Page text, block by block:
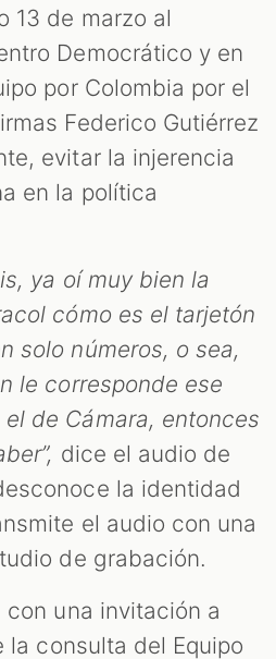
13 de marzo al
Democrático y en
por Colombia por el
Federico Gutiérrez
evitar la injerencia
en la política
ya oí muy bien la
cómo es el tarjetón
solo números, o sea,
le corresponde ese
de Cámara, entonces
dice el audio de
la identidad
el audio con una
de grabación.
con una invitación a
la consulta del Equipo